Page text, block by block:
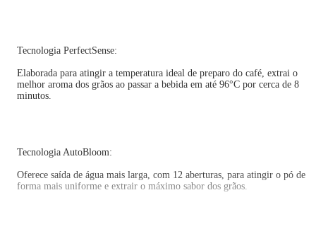
Tecnologia PerfectSense:
Elaborada para atingir a temperatura ideal de preparo do café, extrai o
melhor aroma dos grãos ao passar a bebida em até 96°C por cerca de 8
minutos.
Tecnologia AutoBloom:
Oferece saída de água mais larga, com 12 aberturas, para atingir o pó de
forma mais uniforme e extrair o máximo sabor dos grãos.